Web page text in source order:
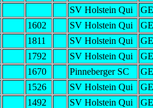
SV Holstein Qui
1602 SV Holstein Qui
1811 SV Holstein Qui
1792 SV Holstein Qui
1670 Pinneberger SC
1526 SV Holstein Qui
1492 SV Holstein Qui